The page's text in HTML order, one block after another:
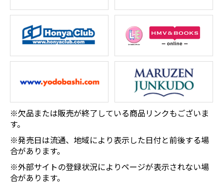
※欠品または販売が終了している商品リンクもございま
す。
※発売日は流通、地域により表示した日付と前後する場
合があります。
※外部サイトの登録状況によりページが表示されない場
合があります。